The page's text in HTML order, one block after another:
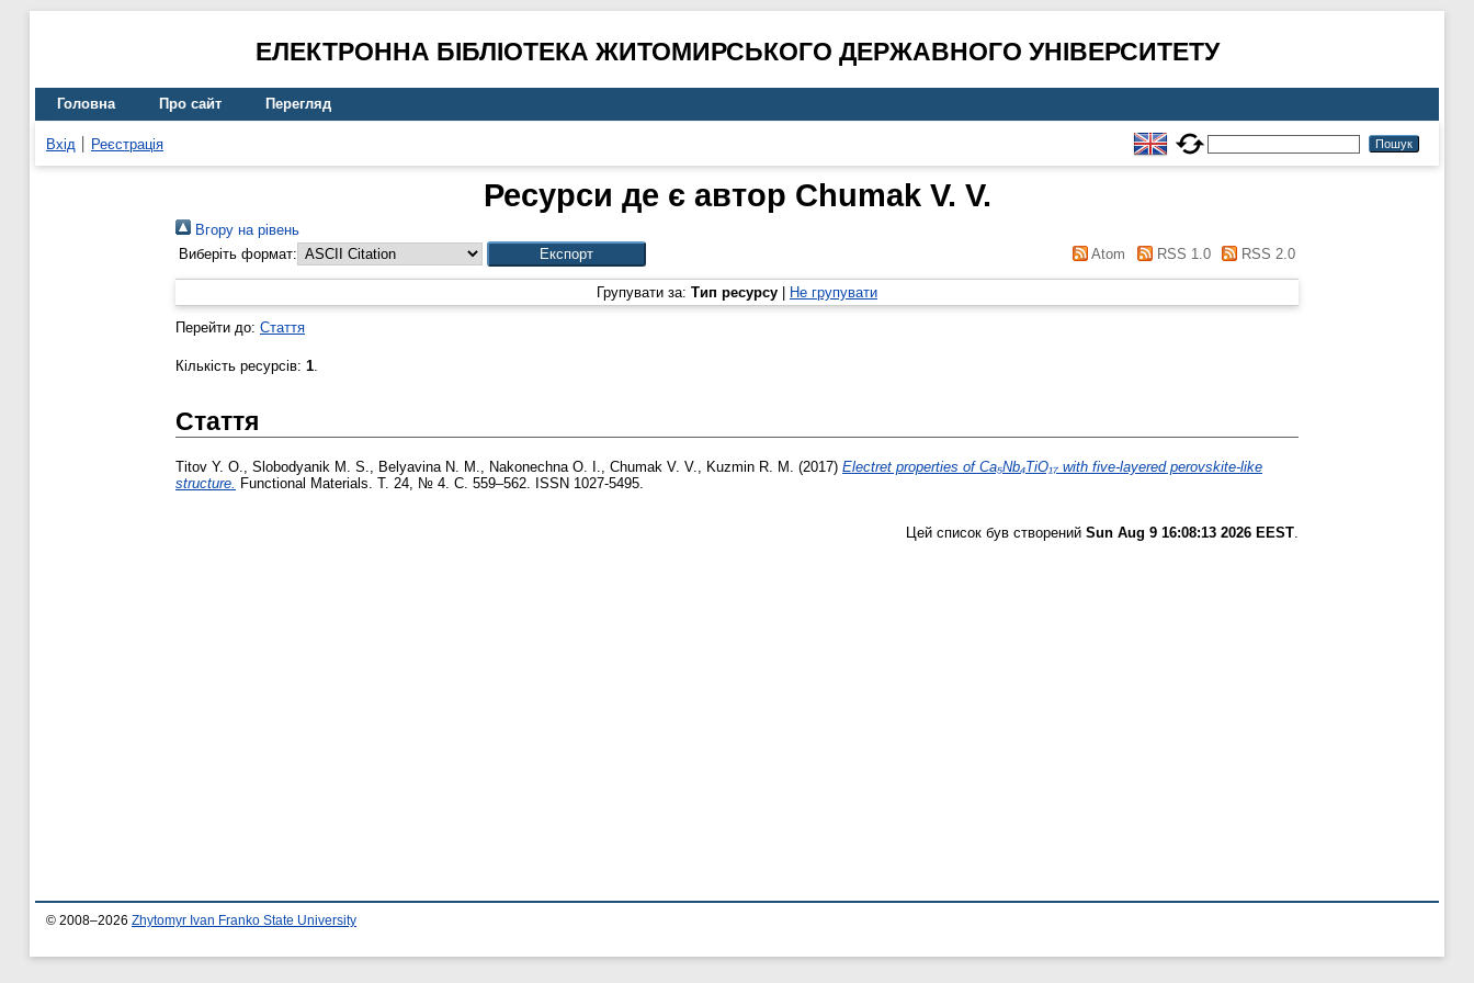
ЕЛЕКТРОННА БІБЛІОТЕКА ЖИТОМИРСЬКОГО ДЕРЖАВНОГО УНІВЕРСИТЕТУ
Головна Про сайт Перегляд
Вхід Реєстрація
Ресурси де є автор Chumak V. V.
Вгору на рівень
Виберіть формат:
Atom RSS 1.0 RSS 2.0
Групувати за: Тип ресурсу Не групувати
Перейти до: Стаття
Кількість ресурсів: 1.
Стаття
Titov Y. O., Slobodyanik M. S., Belyavina N. M., Nakonechna O. I., Chumak V. V., Kuzmin R. M. (2017) Electret properties of Са₅Nb₄TiO₁₇ with five-layered perovskite-like
structure. Functional Materials. Т. 24, № 4. С. 559–562. ISSN 1027-5495.
Цей список був створений Sun Aug 9 16:08:13 2026 EEST.
© 2008–2026 Zhytomyr Ivan Franko State University